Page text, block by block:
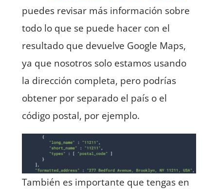
puedes revisar más información sobre
todo lo que se puede hacer con el
resultado que devuelve Google Maps,
ya que nosotros solo estamos usando
la dirección completa, pero podrías
obtener por separado el país o el
código postal, por ejemplo.
También es importante que tengas en